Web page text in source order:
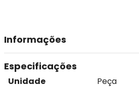
Informações
Especificações
Unidade
Peça